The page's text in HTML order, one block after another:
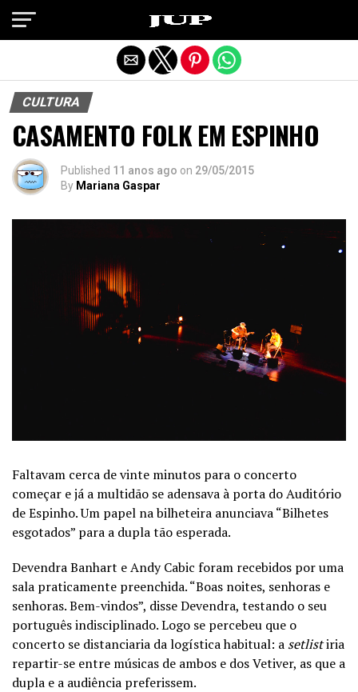
CULTURA
CASAMENTO FOLK EM ESPINHO
Published 11 anos ago on 29/05/2015
By Mariana Gaspar
Faltavam cerca de vinte minutos para o concerto
começar e já a multidão se adensava à porta do Auditório
de Espinho. Um papel na bilheteira anunciava “Bilhetes
esgotados” para a dupla tão esperada.
Devendra Banhart e Andy Cabic foram recebidos por uma
sala praticamente preenchida. “Boas noites, senhoras e
senhoras. Bem-vindos”, disse Devendra, testando o seu
português indisciplinado. Logo se percebeu que o
concerto se distanciaria da logística habitual: a setlistiria
repartir-se entre músicas de ambos e dos Vetiver, as que a
dupla e a audiência preferissem.
Exit mobile version